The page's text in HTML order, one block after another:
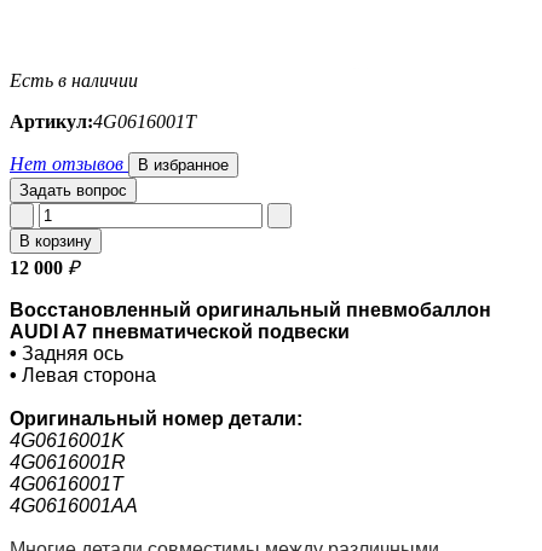
Есть в наличии
Артикул:4G0616001T
Нет отзывов
В избранное
Задать вопрос
В корзину
12 000 ₽
Восстановленный оригинальный пневмобаллон
AUDI A7 пневматической подвески
• Задняя ось
• Левая сторона
Оригинальный номер детали:
4G0616001K
4G0616001R
4G0616001T
4G0616001AA